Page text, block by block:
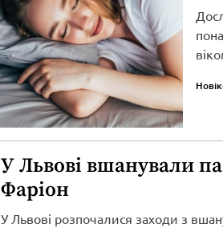
У Львові вшанували
Фаріон
У Львові розпочалися заходи з